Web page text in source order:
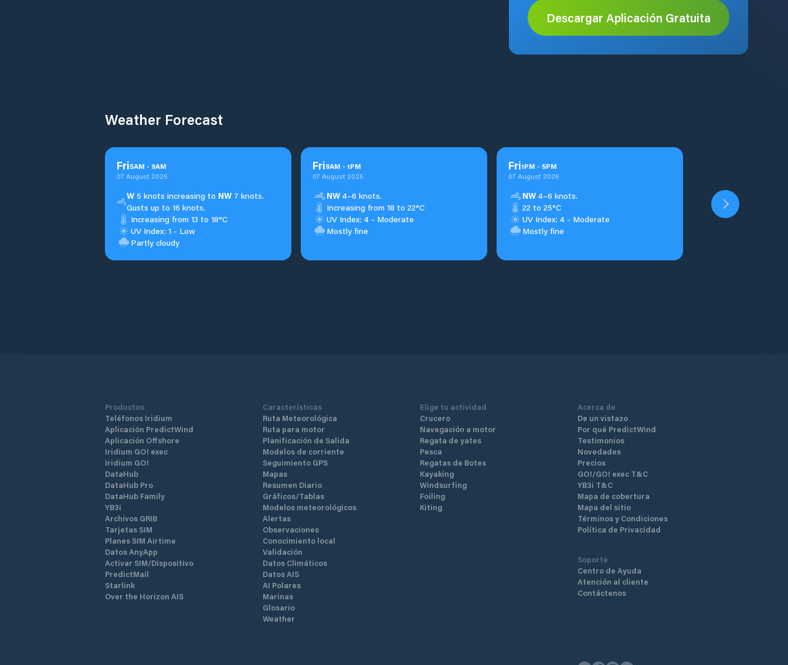
Descargar Aplicación Gratuita
Weather Forecast
Fri5AM - 9AM
07 August 2026
W5 knots increasing to NW7 knots.
Gusts up to 16 knots.
Increasing from 13 to 18°C
UV Index: 1 - Low
Partly cloudy
Fri9AM - 1PM
07 August 2026
NW 4–6 knots.
Increasing from 18 to 22°C
UV Index: 4 - Moderate
Mostly fine
Fri1PM - 5PM
07 August 2026
NW 4–6 knots.
22 to 25°C
UV Index: 4 - Moderate
Mostly fine
Productos
Teléfonos Iridium
Aplicación PredictWind
Aplicación Offshore
Iridium GO! exec
Iridium GO!
DataHub
DataHub Pro
DataHub Family
YB3i
Archivos GRIB
Tarjetas SIM
Planes SIM Airtime
Datos AnyApp
Activar SIM/Dispositivo
PredictMail
Starlink
Over the Horizon AIS
Características
Ruta Meteorológica
Ruta para motor
Planificación de Salida
Modelos de corriente
Seguimiento GPS
Mapas
Resumen Diario
Gráficos/Tablas
Modelos meteorológicos
Alertas
Observaciones
Conocimiento local
Validación
Datos Climáticos
Datos AIS
AI Polares
Marinas
Glosario
Weather
Elige tu actividad
Crucero
Navegación a motor
Regata de yates
Pesca
Regatas de Botes
Kayaking
Windsurfing
Foiling
Kiting
Acerca de
De un vistazo
Por qué PredictWind
Testimonios
Novedades
Precios
GO!/GO! exec T&C
YB3i T&C
Mapa de cobertura
Mapa del sitio
Términos y Condiciones
Política de Privacidad
Soporte
Centro de Ayuda
Atención al cliente
Contáctenos